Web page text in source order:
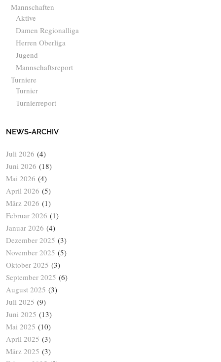
Mannschaften
Aktive
Damen Regionalliga
Herren Oberliga
Jugend
Mannschaftsreport
Turniere
Turnier
Turnierreport
NEWS-ARCHIV
Juli 2026 (4)
Juni 2026 (18)
Mai 2026 (4)
April 2026 (5)
März 2026 (1)
Februar 2026 (1)
Januar 2026 (4)
Dezember 2025 (3)
November 2025 (5)
Oktober 2025 (3)
September 2025 (6)
August 2025 (3)
Juli 2025 (9)
Juni 2025 (13)
Mai 2025 (10)
April 2025 (3)
März 2025 (3)